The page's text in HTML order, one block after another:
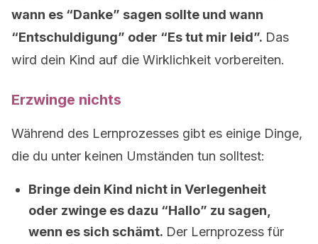
wann es “Danke” sagen sollte und wann
“Entschuldigung” oder “Es tut mir leid”. Das
wird dein Kind auf die Wirklichkeit vorbereiten.
Erzwinge nichts
Während des Lernprozesses gibt es einige Dinge,
die du unter keinen Umständen tun solltest:
Bringe dein Kind nicht in Verlegenheit
oder zwinge es dazu “Hallo” zu sagen,
wenn es sich schämt. Der Lernprozess für